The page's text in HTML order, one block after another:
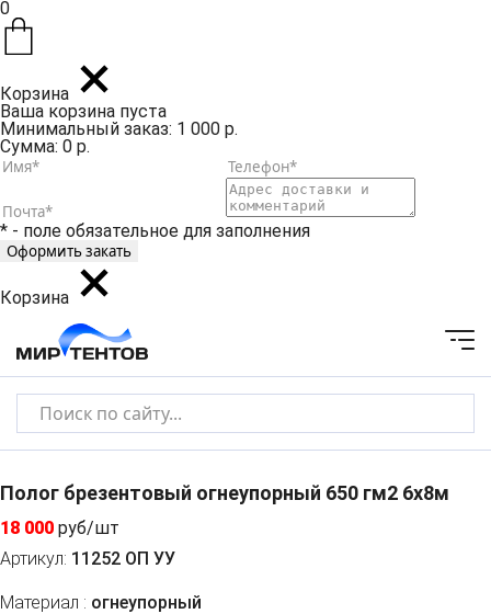
0
Корзина
Ваша корзина пуста
Минимальный заказ: 1 000 р.
Сумма: 0 р.
* - поле обязательное для заполнения
Корзина
Полог брезентовый огнеупорный 650 гм2 6x8м
18 000 руб/шт
Артикул: 11252 ОП УУ
Материал : огнеупорный